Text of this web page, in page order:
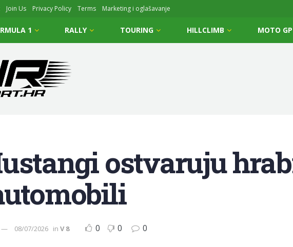
Join Us Privacy Policy Terms Marketing i oglašavanje
1 RALLY TOURING HILLCLIMB MOTO GP
ostvaruju
08/07/2026 in V 8 0 0 0